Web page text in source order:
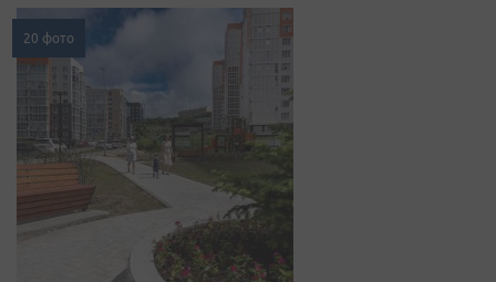
20 фото